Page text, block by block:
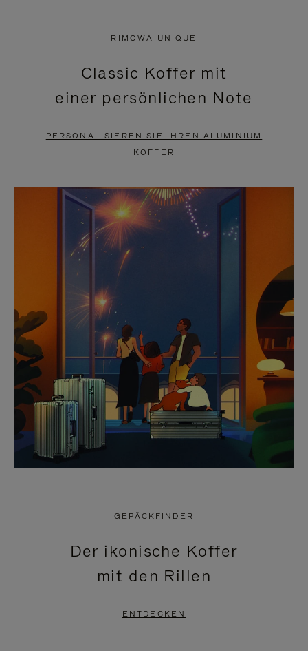
PAUSIERT,
BITTE
DRÜCKEN
ANZUHALTEN
KLICKEN
SIE
ZUM
AUFHEBEN
STUMMSCHALTUNG
RIMOWA UNIQUE
Classic Koffer mit
einer persönlichen Note
PERSONALISIEREN SIE IHREN ALUMINIUM
KOFFER
GEPÄCKFINDER
Der ikonische Koffer
mit den Rillen
ENTDECKEN